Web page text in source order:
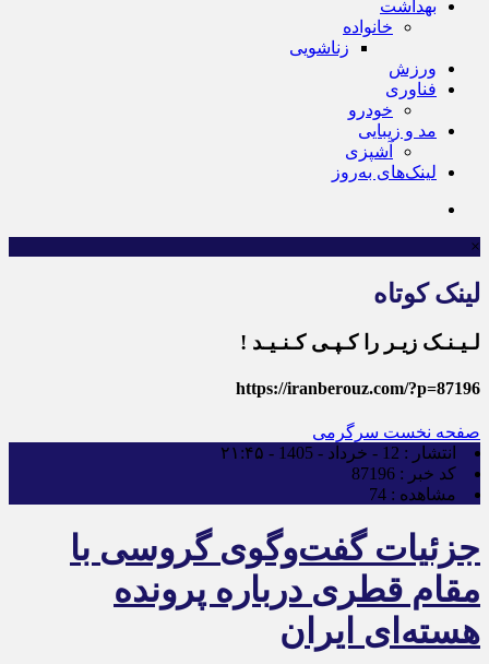
بهداشت
خانواده
زناشویی
ورزش
فناوری
خودرو
مد و زیبایی
آشپزی
لینک‌های به‌روز
×
لینک کوتاه
لـیـنـک زیـر را کـپـی کـنـیـد !
https://iranberouz.com/?p=87196
صفحه نخست سرگرمی
انتشار : 12 - خرداد - 1405 - ۲۱:۴۵
کد خبر : 87196
مشاهده : 74
جزئیات گفت‌وگوی گروسی با
مقام قطری درباره پرونده
هسته‌ای ایران